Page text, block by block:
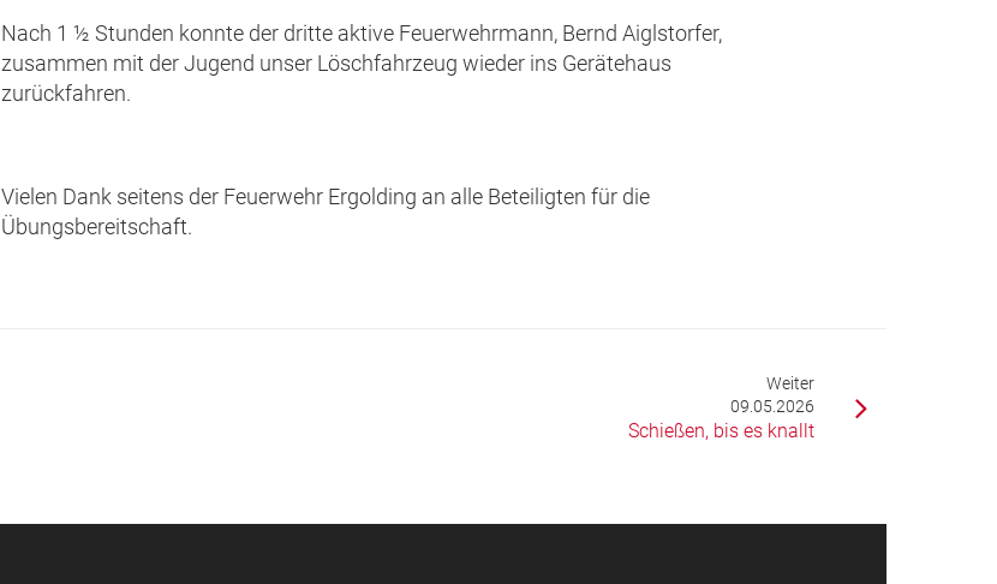
Nach 1 ½ Stunden konnte der dritte aktive Feuerwehrmann, Bernd Aiglstorfer,
zusammen mit der Jugend unser Löschfahrzeug wieder ins Gerätehaus
zurückfahren.
Vielen Dank seitens der Feuerwehr Ergolding an alle Beteiligten für die
Übungsbereitschaft.
Weiter
09.05.2026
Schießen, bis es knallt